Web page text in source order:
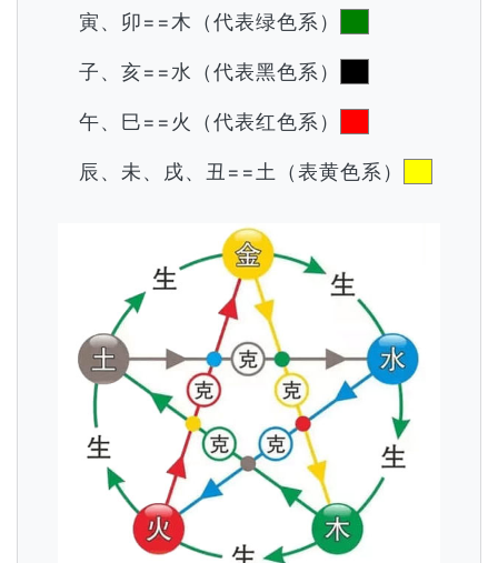
寅、卯==木（代表绿色系）
子、亥==水（代表黑色系）
午、巳==火（代表红色系）
辰、未、戌、丑==土（表黄色系）